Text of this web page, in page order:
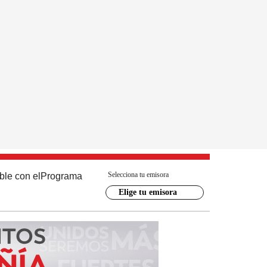
con el Programa Selecciona tu emisora
Elige tu emisora